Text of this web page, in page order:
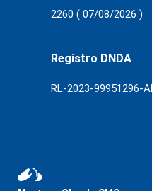
2260 ( 07/08/2026 )
Registro DNDA
RL-2023-99951296-